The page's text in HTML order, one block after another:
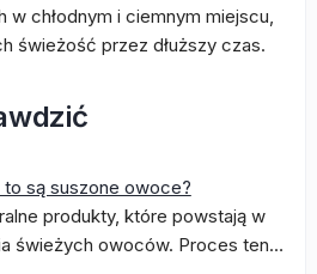
w chłodnym i ciemnym miejscu,
świeżość przez dłuższy czas.
to są suszone owoce?
produkty, które powstają w
świeżych owoców. Proces ten…